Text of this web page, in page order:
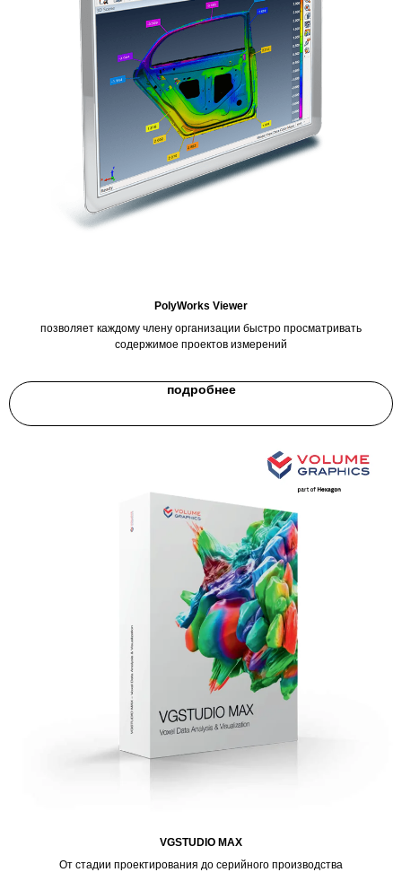
PolyWorks Viewer
позволяет каждому члену организации быстро просматривать
содержимое проектов измерений
подробнее
VGSTUDIO MAX
От стадии проектирования до серийного производства